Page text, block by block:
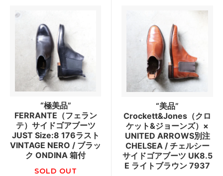
“極美品”
FERRANTE（フェラン
テ）サイドゴアブーツ
JUST Size:8 176ラスト
VINTAGE NERO / ブラッ
ク ONDINA 箱付
SOLD OUT
“美品”
Crockett&Jones（クロ
ケット&ジョーンズ）×
UNITED ARROWS別注
CHELSEA / チェルシー
サイドゴアブーツ UK8.5
E ライトブラウン 7937